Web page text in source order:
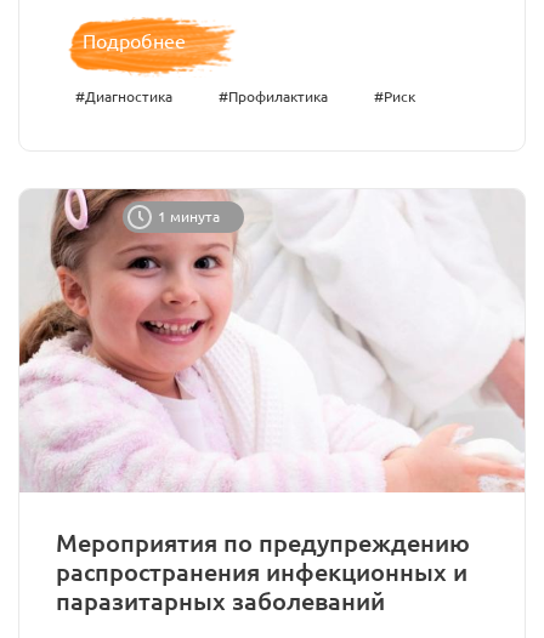
Подробнее
#Диагностика #Профилактика #Риск
1 минута
Мероприятия по предупреждению
распространения инфекционных и
паразитарных заболеваний